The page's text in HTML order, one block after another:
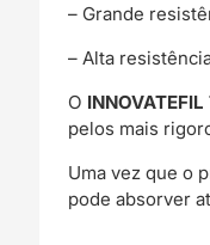
– Grande
– Alta
O
pelos mais
Uma vez que o
pode absorver